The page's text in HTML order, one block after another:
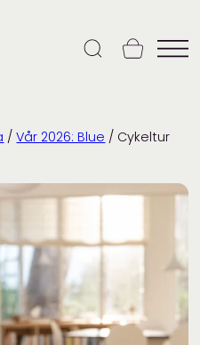
/Vår 2026: Blue / Cykeltur